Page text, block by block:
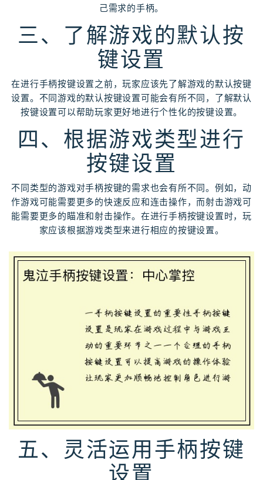
己需求的手柄。
三、了解游戏的默认按
键设置
在进行手柄按键设置之前，玩家应该先了解游戏的默认按键
设置。不同游戏的默认按键设置可能会有所不同，了解默认
按键设置可以帮助玩家更好地进行个性化的按键设置。
四、根据游戏类型进行
按键设置
不同类型的游戏对手柄按键的需求也会有所不同。例如，动
作游戏可能需要更多的快速反应和连击操作，而射击游戏可
能需要更多的瞄准和射击操作。在进行手柄按键设置时，玩
家应该根据游戏类型来进行相应的按键设置。
五、灵活运用手柄按键
设置